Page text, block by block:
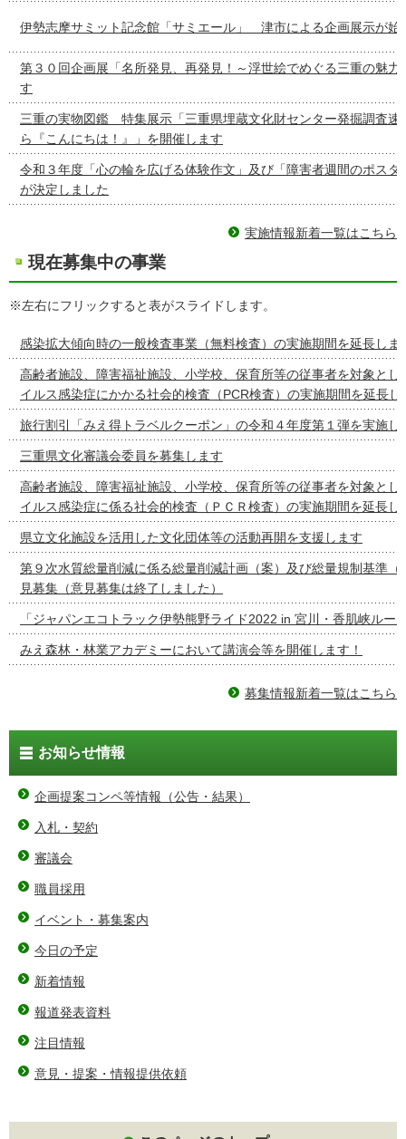
伊勢志摩サミット記念館「サミエール」 津市による企画展示が始
第３０回企画展「名所発見、再発見！～浮世絵でめぐる三重の魅力
す
三重の実物図鑑 特集展示「三重県埋蔵文化財センター発掘調査
ら『こんにちは！』」を開催します
令和３年度「心の輪を広げる体験作文」及び「障害者週間のポスタ
が決定しました
実施情報新着一覧はこちら
現在募集中の事業
※左右にフリックすると表がスライドします。
感染拡大傾向時の一般検査事業（無料検査）の実施期間を延長しま
高齢者施設、障害福祉施設、小学校、保育所等の従事者を対象とし
イルス感染症にかかる社会的検査（PCR検査）の実施期間を延長し
旅行割引「みえ得トラベルクーポン」の令和４年度第１弾を実施し
三重県文化審議会委員を募集します
高齢者施設、障害福祉施設、小学校、保育所等の従事者を対象とし
イルス感染症に係る社会的検査（ＰＣＲ検査）の実施期間を延長し
県立文化施設を活用した文化団体等の活動再開を支援します
第９次水質総量削減に係る総量削減計画（案）及び総量規制基準（
見募集（意見募集は終了しました）
「ジャパンエコトラック伊勢熊野ライド2022 in 宮川・香肌峡ルー
みえ森林・林業アカデミーにおいて講演会等を開催します！
募集情報新着一覧はこちら
お知らせ情報
企画提案コンペ等情報（公告・結果）
入札・契約
審議会
職員採用
イベント・募集案内
今日の予定
新着情報
報道発表資料
注目情報
意見・提案・情報提供依頼